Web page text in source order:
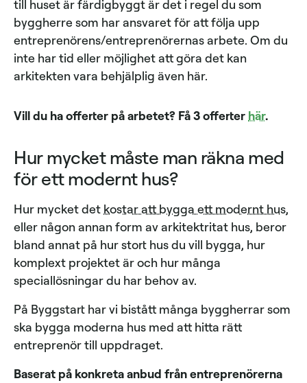
till huset är färdigbyggt är det i regel du som
byggherre som har ansvaret för att följa upp
entreprenörens/entreprenörernas arbete. Om du
inte har tid eller möjlighet att göra det kan
arkitekten vara behjälplig även här.
Vill du ha offerter på arbetet? Få 3 offerter här.
Hur mycket måste man räkna med
för ett modernt hus?
Hur mycket det kostar att bygga ett modernt hus,
eller någon annan form av arkitektritat hus, beror
bland annat på hur stort hus du vill bygga, hur
komplext projektet är och hur många
speciallösningar du har behov av.
På Byggstart har vi bistått många byggherrar som
ska bygga moderna hus med att hitta rätt
entreprenör till uppdraget.
Baserat på konkreta anbud från entreprenörerna